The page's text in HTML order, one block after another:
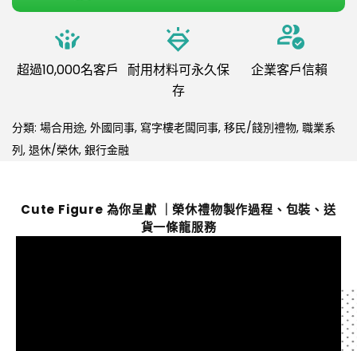
超過10,000名客戶 耐用材料可永久保
存
企業客戶信賴
分類: 場合用途, 外國同事, 寫字樓老闆同事, 移民/餞別禮物, 職業系
列, 退休/榮休, 銀行金融
Cute Figure 為你呈獻 ｜榮休禮物製作過程、包裝、送
貨一條龍服務